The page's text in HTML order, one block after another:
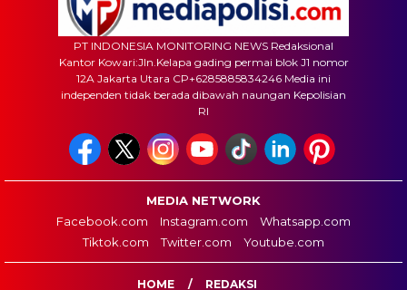
PT INDONESIA MONITORING NEWS Redaksional
Kantor Kowari:Jln.Kelapa gading permai blok J1 nomor
12A Jakarta Utara CP+6285885834246 Media ini
independen tidak berada dibawah naungan Kepolisian
RI
MEDIA NETWORK
Facebook.com
Instagram.com
Whatsapp.com
Tiktok.com
Twitter.com Youtube.com
HOME REDAKSI